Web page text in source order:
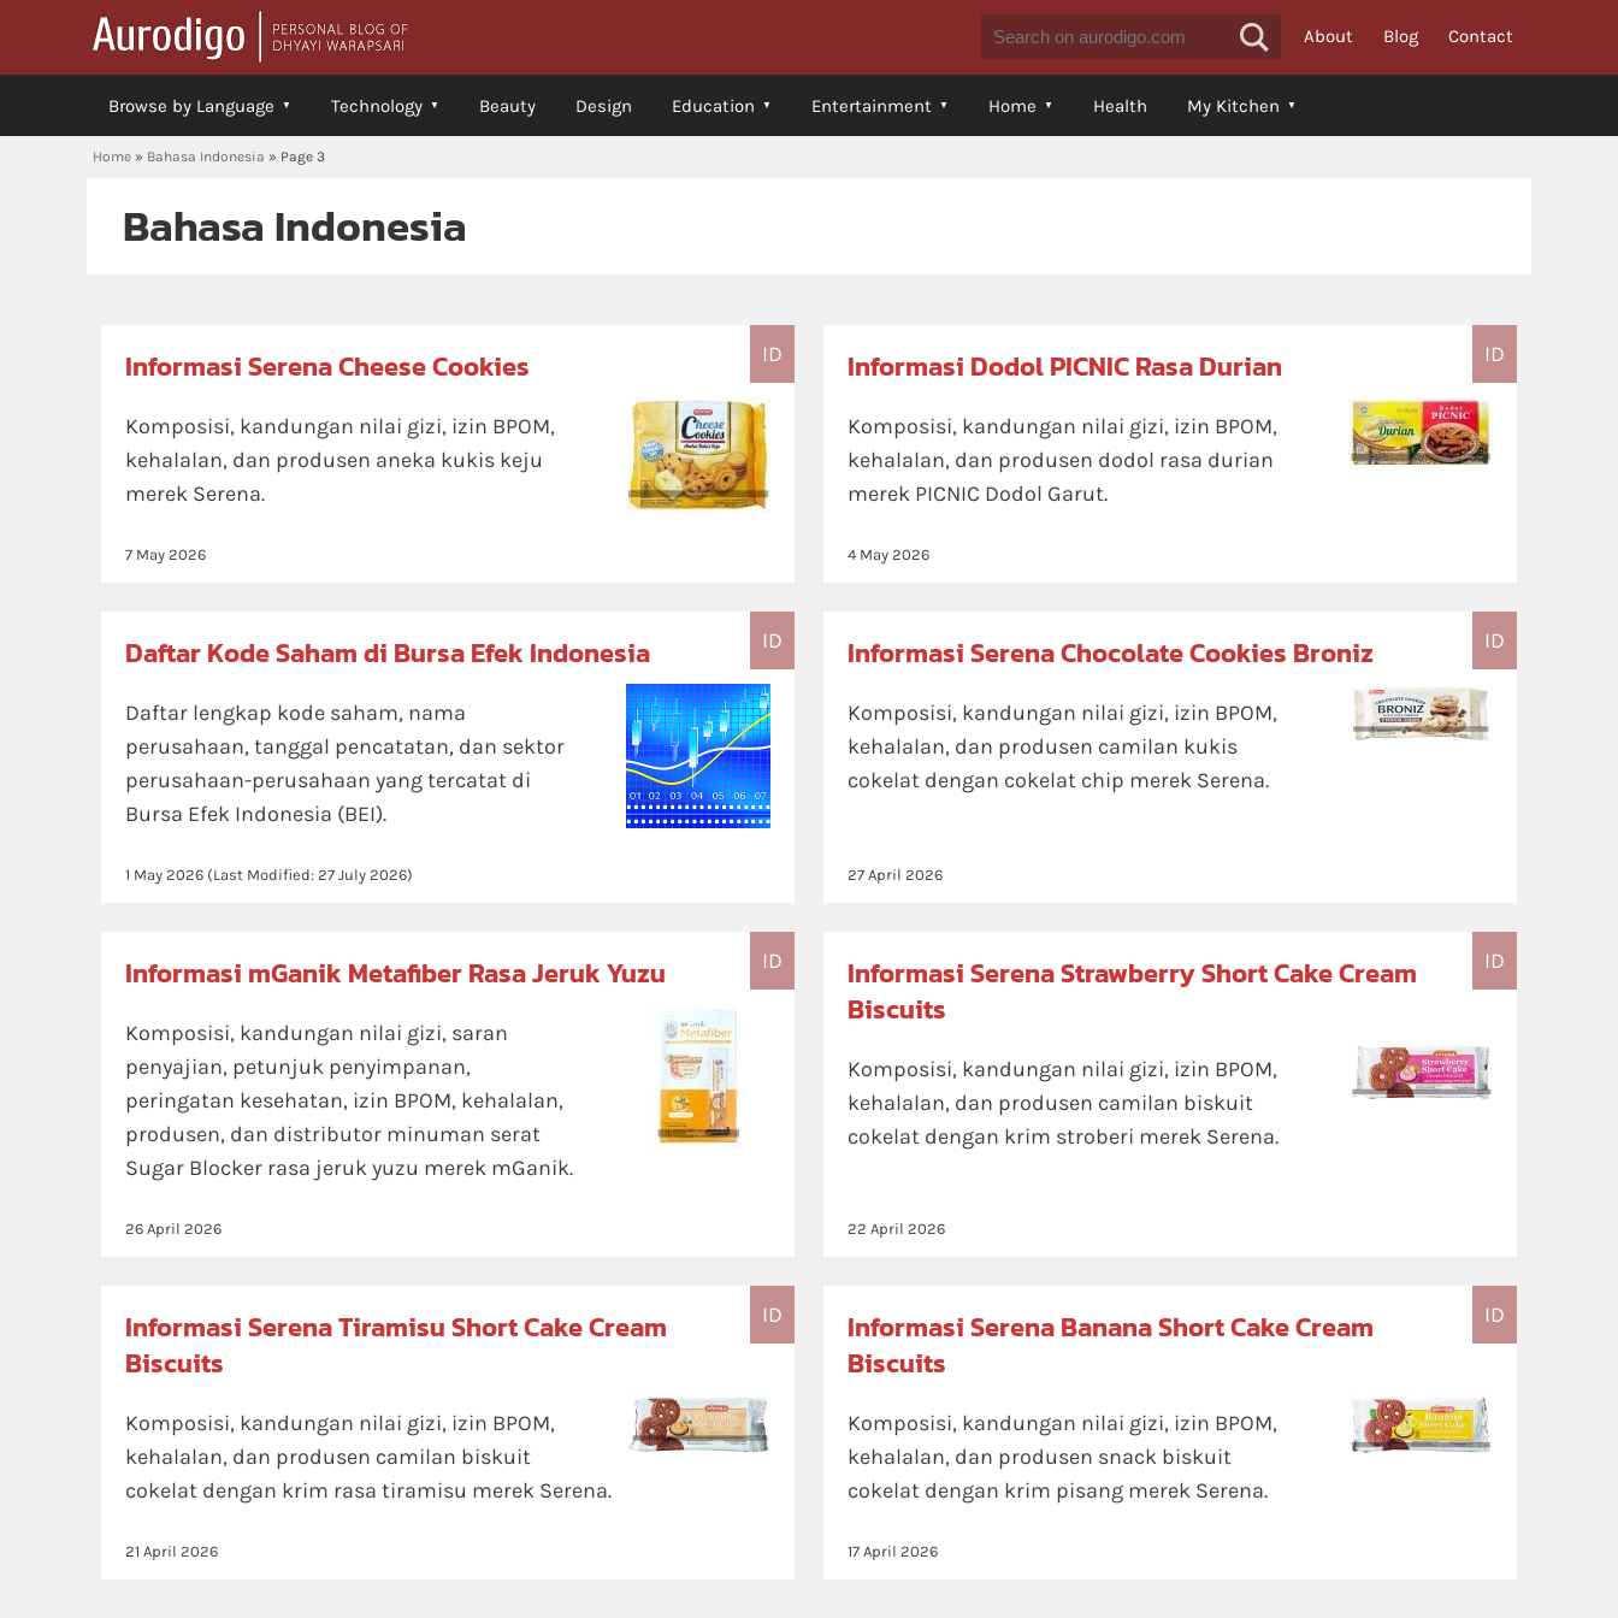
About Blog Contact
Browse by Language Technology Beauty Design Education Entertainment Home Health My Kitchen
Home » Bahasa Indonesia » Page 3
Bahasa Indonesia
ID
Informasi Serena Cheese Cookies
Komposisi, kandungan nilai gizi, izin BPOM,
kehalalan, dan produsen aneka kukis keju
merek Serena.
7 May 2026
ID
Informasi Dodol PICNIC Rasa Durian
Komposisi, kandungan nilai gizi, izin BPOM,
kehalalan, dan produsen dodol rasa durian
merek PICNIC Dodol Garut.
4 May 2026
ID
Daftar Kode Saham di Bursa Efek Indonesia
Daftar lengkap kode saham, nama
perusahaan, tanggal pencatatan, dan sektor
perusahaan-perusahaan yang tercatat di
Bursa Efek Indonesia (BEI).
1 May 2026 (Last Modified: 27 July 2026)
ID
Informasi Serena Chocolate Cookies Broniz
Komposisi, kandungan nilai gizi, izin BPOM,
kehalalan, dan produsen camilan kukis
cokelat dengan cokelat chip merek Serena.
27 April 2026
ID
Informasi mGanik Metafiber Rasa Jeruk Yuzu
Komposisi, kandungan nilai gizi, saran
penyajian, petunjuk penyimpanan,
peringatan kesehatan, izin BPOM, kehalalan,
produsen, dan distributor minuman serat
Sugar Blocker rasa jeruk yuzu merek mGanik.
26 April 2026
ID
Informasi Serena Strawberry Short Cake Cream
Biscuits
Komposisi, kandungan nilai gizi, izin BPOM,
kehalalan, dan produsen camilan biskuit
cokelat dengan krim stroberi merek Serena.
22 April 2026
ID
Informasi Serena Tiramisu Short Cake Cream
Biscuits
Komposisi, kandungan nilai gizi, izin BPOM,
kehalalan, dan produsen camilan biskuit
cokelat dengan krim rasa tiramisu merek Serena.
21 April 2026
ID
Informasi Serena Banana Short Cake Cream
Biscuits
Komposisi, kandungan nilai gizi, izin BPOM,
kehalalan, dan produsen snack biskuit
cokelat dengan krim pisang merek Serena.
17 April 2026